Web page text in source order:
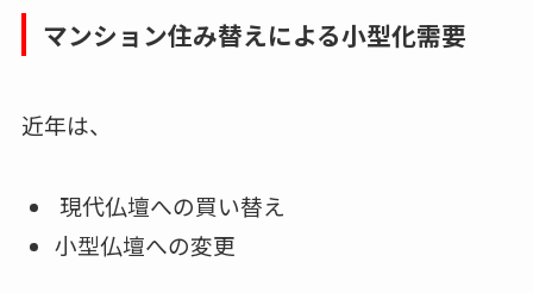
マンション住み替えによる小型化需要
近年は、
現代仏壇への買い替え
小型仏壇への変更